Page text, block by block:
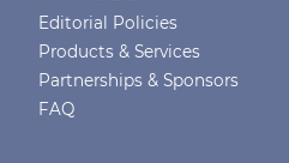
Editorial Policies
Products & Services
Partnerships & Sponsors
FAQ